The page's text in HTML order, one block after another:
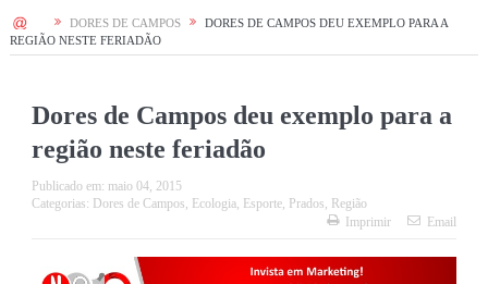
HOME DORES DE CAMPOS
DORES DE CAMPOS DEU EXEMPLO PARA A
REGIÃO NESTE FERIADÃO
Dores de Campos deu exemplo para a
região neste feriadão
Publicado em: maio 04, 2015
Categorias: Dores de Campos, Ecologia, Esporte, Prados, Região
Imprimir
Email